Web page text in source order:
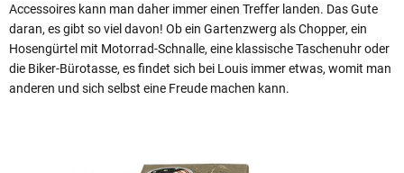
Accessoires kann man daher immer einen Treffer landen. Das Gute
daran, es gibt so viel davon! Ob ein Gartenzwerg als Chopper, ein
Hosengürtel mit Motorrad-Schnalle, eine klassische Taschenuhr oder
die Biker-Bürotasse, es findet sich bei Louis immer etwas, womit man
anderen und sich selbst eine Freude machen kann.